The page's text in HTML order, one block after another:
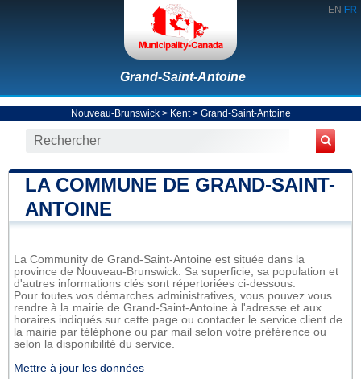
EN FR
Grand-Saint-Antoine
Nouveau-Brunswick> Kent> Grand-Saint-Antoine
LA COMMUNE DE GRAND-SAINT-
ANTOINE
La Community de Grand-Saint-Antoine est située dans la
province de Nouveau-Brunswick. Sa superficie, sa population et
d'autres informations clés sont répertoriées ci-dessous.
Pour toutes vos démarches administratives, vous pouvez vous
rendre à la mairie de Grand-Saint-Antoine à l'adresse et aux
horaires indiqués sur cette page ou contacter le service client de
la mairie par téléphone ou par mail selon votre préférence ou
selon la disponibilité du service.
Mettre à jour les données